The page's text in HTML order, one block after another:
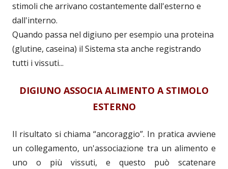
stimoli che arrivano costantemente dall'esterno e
dall'interno.
Quando passa nel digiuno per esempio una proteina
(glutine, caseina) il Sistema sta anche registrando
tutti i vissuti...
DIGIUNO ASSOCIA ALIMENTO A STIMOLO
ESTERNO
Il risultato si chiama “ancoraggio”. In pratica avviene
un collegamento, un'associazione tra un alimento e
uno o più vissuti, e questo può scatenare